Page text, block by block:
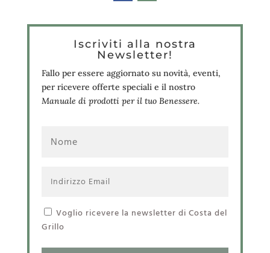
Iscriviti alla nostra
Newsletter!
Fallo per essere aggiornato su novità, eventi,
per ricevere offerte speciali e il nostro
Manuale di prodotti per il tuo Benessere.
Voglio ricevere la newsletter di Costa del
Grillo